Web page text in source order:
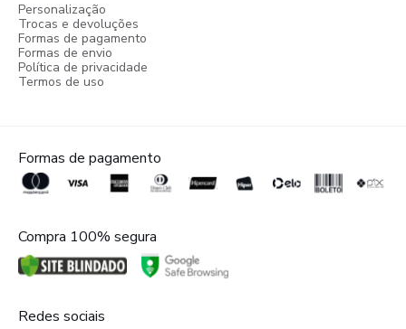
Personalização
Trocas e devoluções
Formas de pagamento
Formas de envio
Política de privacidade
Termos de uso
Formas de pagamento
Compra 100% segura
Redes sociais